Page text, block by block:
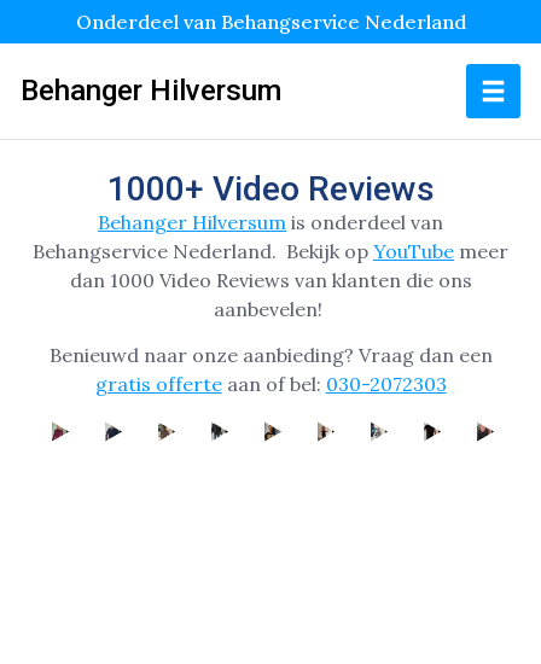
Onderdeel van Behangservice Nederland
Behanger Hilversum
1000+ Video Reviews
Behanger Hilversum is onderdeel van
Behangservice Nederland. Bekijk op YouTube meer
dan 1000 Video Reviews van klanten die ons
aanbevelen!
Benieuwd naar onze aanbieding? Vraag dan een
gratis offerteaan of bel: 030-2072303